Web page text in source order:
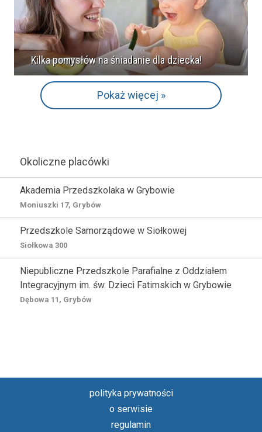
Kilka pomysłów na śniadanie dla dziecka!
Pokaż więcej »
Okoliczne placówki
Akademia Przedszkolaka w Grybowie
Moniuszki 17, Grybów
Przedszkole Samorządowe w Siołkowej
Siołkowa 300
Niepubliczne Przedszkole Parafialne z Oddziałem
Integracyjnym im. św. Dzieci Fatimskich w Grybowie
Dębowa 11, Grybów
polityka prywatności
o serwisie
regulamin